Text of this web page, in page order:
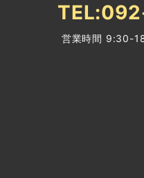
営業時間 9:30-